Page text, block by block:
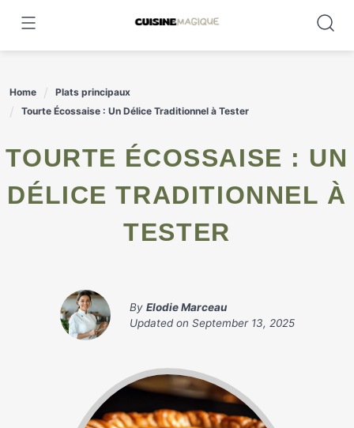
content
Home
Plats principaux
Tourte Écossaise : Un Délice Traditionnel à Tester
TOURTE ÉCOSSAISE : UN
DÉLICE TRADITIONNEL À
TESTER
By Elodie Marceau
Updated on September 13, 2025